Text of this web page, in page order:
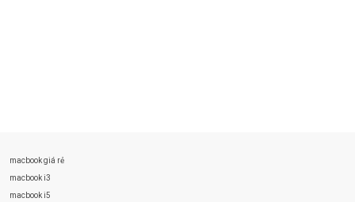
macbook giá rẻ
macbook i3
macbook i5